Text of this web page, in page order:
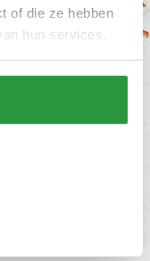
of die ze hebben
hun services.